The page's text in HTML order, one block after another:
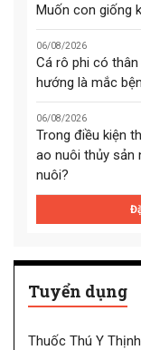
Muốn con giống
06/08/2026
Cá rô phi có
hướng là mắc
06/08/2026
Trong điều kiện
ao nuôi thủy sản
nuôi?
Tuyển dụng
Thuốc Thú Y